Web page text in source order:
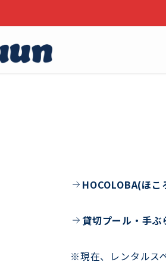
HOCOLOBA(ほ
貸切プール・手ぶ
※現在、レンタルス